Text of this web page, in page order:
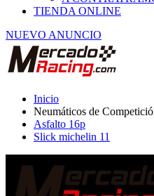
NUEVO ANUNCIO
Neumáticos de Competición
Asfalto 16p
Slick michelin 11